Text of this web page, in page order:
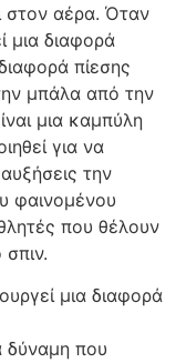
στον αέρα. Όταν
μια διαφορά
πίεσης
μπάλα από την
μια καμπύλη
για να
την
φαινομένου
που θέλουν
μια διαφορά
δύναμη που